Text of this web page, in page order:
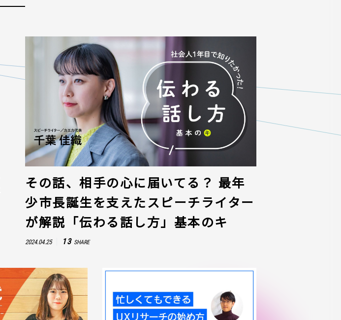
その話、相手の心に届いてる？ 最年
少市長誕生を支えたスピーチライター
が解説「伝わる話し方」基本のキ
2024.04.25 13 SHARE